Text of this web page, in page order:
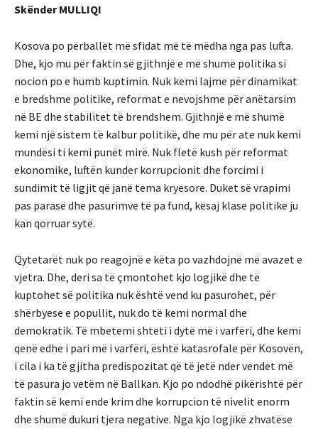
Skënder MULLIQI
Kosova po përballët më sfidat më të mëdha nga pas lufta.
Dhe, kjo mu për faktin së gjithnjë e më shumë politika si
nocion po e humb kuptimin. Nuk kemi lajme për dinamikat
e bredshme politike, reformat e nevojshme për anëtarsim
në BE dhe stabilitet të brendshem. Gjithnjë e më shumë
kemi një sistem të kalbur politikë, dhe mu për ate nuk kemi
mundësi ti kemi punët mirë. Nuk fletë kush për reformat
ekonomike, luftën kunder korrupcionit dhe forcimi i
sundimit të ligjit që janë tema kryesore. Duket së vrapimi
pas parasë dhe pasurimve të pa fund, kësaj klase politike ju
kan qorruar sytë.
Qytetarët nuk po reagojnë e këta po vazhdojnë më avazet e
vjetra. Dhe, deri sa të çmontohet kjo logjikë dhe të
kuptohet së politika nuk është vend ku pasurohet, për
shërbyese e popullit, nuk do të kemi normal dhe
demokratik. Të mbetemi shteti i dytë më i varfëri, dhe kemi
qenë edhe i pari më i varfëri, është katasrofale për Kosovën,
i cila i ka të gjitha predispozitat që të jetë nder vendet më
të pasura jo vetëm në Ballkan. Kjo po ndodhë pikërishtë për
faktin së kemi ende krim dhe korrupcion të nivelit enorm
dhe shumë dukuri tjera negative. Nga kjo logjikë zhvatëse